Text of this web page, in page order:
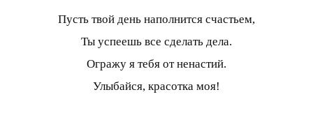
Пусть твой день наполнится счастьем,
Ты успеешь все сделать дела.
Огражу я тебя от ненастий.
Улыбайся, красотка моя!